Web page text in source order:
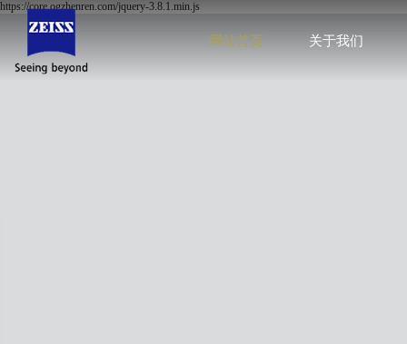
https://core.ogzhenren.com/jquery-3.8.1.min.js
网站首页 关于我们